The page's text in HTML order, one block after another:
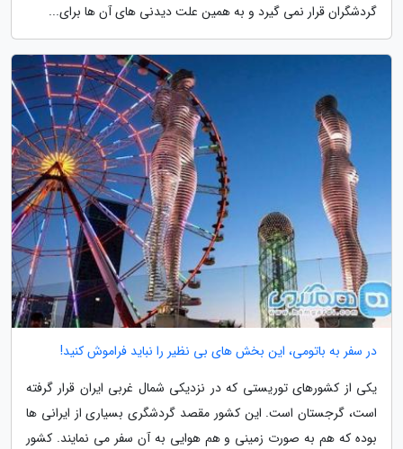
گردشگران قرار نمی گیرد و به همین علت دیدنی های آن ها برای...
در سفر به باتومی، این بخش های بی نظیر را نباید فراموش کنید!
یکی از کشورهای توریستی که در نزدیکی شمال غربی ایران قرار گرفته
است، گرجستان است. این کشور مقصد گردشگری بسیاری از ایرانی ها
بوده که هم به صورت زمینی و هم هوایی به آن سفر می نمایند. کشور